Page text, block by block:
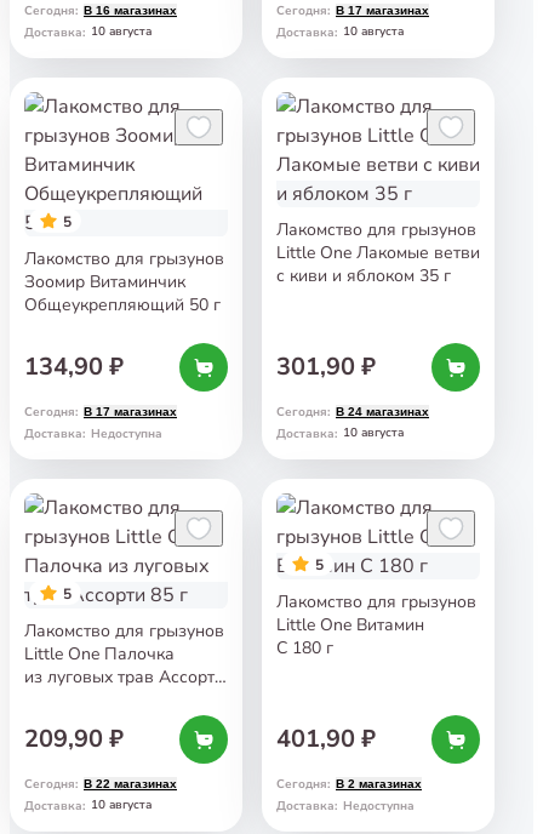
Сегодня: В 16 магазинах
Доставка: 10 августа
Сегодня: В 17 магазинах
Доставка: 10 августа
5
Лакомство для грызунов
Зоомир Витаминчик
Общеукрепляющий 50 г
134,90 ₽
Сегодня: В 17 магазинах
Доставка: Недоступна
Лакомство для грызунов
Little One Лакомые ветви
с киви и яблоком 35 г
301,90 ₽
Сегодня: В 24 магазинах
Доставка: 10 августа
5
Лакомство для грызунов
Little One Палочка
из луговых трав Ассорти
209,90 ₽
Сегодня: В 22 магазинах
Доставка: 10 августа
5
Лакомство для грызунов
Little One Витамин
C 180 г
401,90 ₽
Сегодня: В 2 магазинах
Доставка: Недоступна